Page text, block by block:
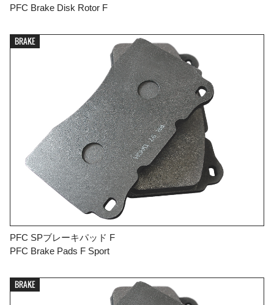
PFC Brake Disk Rotor F
BRAKE
PFC SPブレーキパッド F
PFC Brake Pads F Sport
BRAKE